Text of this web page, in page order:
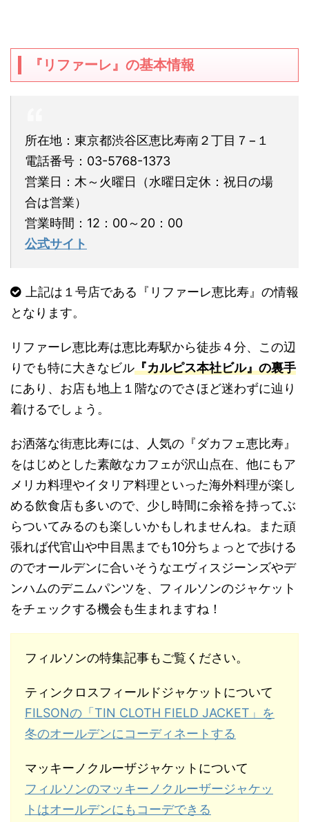
『リファーレ』の基本情報
所在地：東京都渋谷区恵比寿南２丁目７ − １
電話番号： 03-5768-1373
営業日：木～火曜日（水曜日定休：祝日の場
合は営業）
営業時間： 12 ： 00～ 20 ： 00
公式サイト
上記は１号店である『リファーレ恵比寿』の情報
となります。
リファーレ恵比寿は恵比寿駅から徒歩４分、この辺
りでも特に大きなビル『カルピス本社ビル』の裏手
にあり、お店も地上１階なのでさほど迷わずに辿り
着けるでしょう。
お洒落な街恵比寿には、人気の『ダカフェ恵比寿』
をはじめとした素敵なカフェが沢山点在、他にもア
メリカ料理やイタリア料理といった海外料理が楽し
める飲食店も多いので、少し時間に余裕を持ってぶ
らついてみるのも楽しいかもしれませんね。また頑
張れば代官山や中目黒までも10分ちょっとで歩ける
のでオールデンに合いそうなエヴィスジーンズやデ
ンハムのデニムパンツを、フィルソンのジャケット
をチェックする機会も生まれますね！
フィルソンの特集記事もご覧ください。
ティンクロスフィールドジャケットについて
FILSONの「TIN CLOTH FIELD JACKET」を
冬のオールデンにコーディネートする
マッキーノクルーザジャケットについて
フィルソンのマッキーノクルーザージャケッ
トはオールデンにもコーデできる